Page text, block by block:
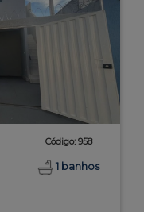
Código: 958
1 banhos